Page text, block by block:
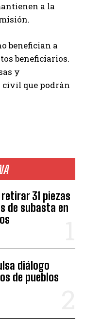
31 piezas
de subasta en
diálogo
de pueblos
a la
benefician a
beneficiarios.
y
civil que podrán